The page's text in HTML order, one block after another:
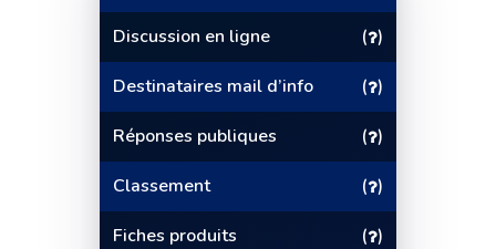
Discussion en ligne ( )
Destinataires mail d’info ( )
Réponses publiques ( )
Classement ( )
Fiches produits ( )